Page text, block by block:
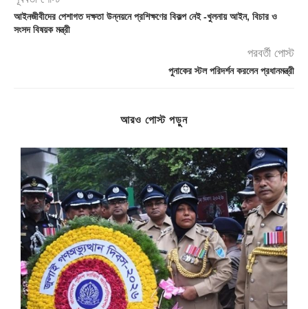
আইনজীবীদের পেশাগত দক্ষতা উন্নয়নে প্রশিক্ষণের বিকল্প নেই -খুলনায় আইন, বিচার ও
সংসদ বিষয়ক মন্ত্রী
পরবর্তী পোস্ট
পুনাকের স্টল পরিদর্শন করলেন প্রধানমন্ত্রী
আরও পোস্ট পড়ুন